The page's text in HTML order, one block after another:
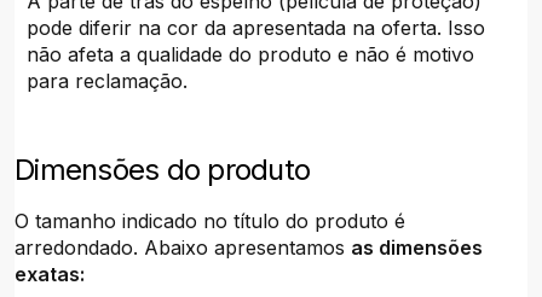
pode diferir na cor da apresentada na oferta. Isso
não afeta a qualidade do produto e não é motivo
para reclamação.
Dimensões do produto
O tamanho indicado no título do produto é
arredondado. Abaixo apresentamos as dimensões
exatas: